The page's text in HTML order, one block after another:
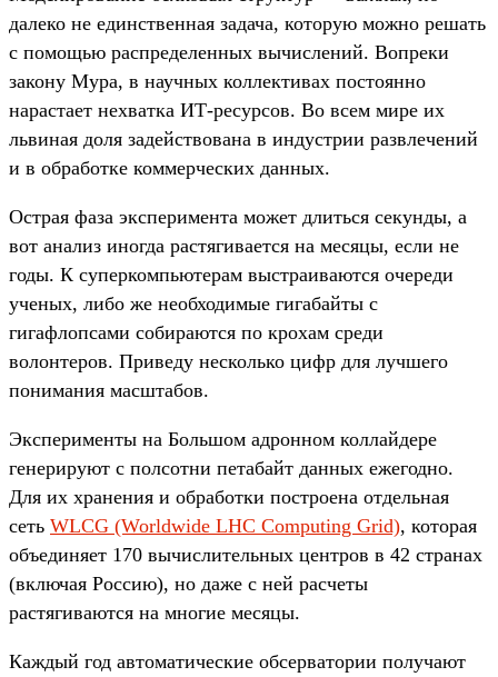
далеко не единственная задача, которую можно решать
с помощью распределенных вычислений. Вопреки
закону Мура, в научных коллективах постоянно
нарастает нехватка ИТ-ресурсов. Во всем мире их
львиная доля задействована в индустрии развлечений
и в обработке коммерческих данных.
Острая фаза эксперимента может длиться секунды, а
вот анализ иногда растягивается на месяцы, если не
годы. К суперкомпьютерам выстраиваются очереди
ученых, либо же необходимые гигабайты с
гигафлопсами собираются по крохам среди
волонтеров. Приведу несколько цифр для лучшего
понимания масштабов.
Эксперименты на Большом адронном коллайдере
генерируют с полсотни петабайт данных ежегодно.
Для их хранения и обработки построена отдельная
сеть WLCG (Worldwide LHC Computing Grid), которая
объединяет 170 вычислительных центров в 42 странах
(включая Россию), но даже с ней расчеты
растягиваются на многие месяцы.
Каждый год автоматические обсерватории получают